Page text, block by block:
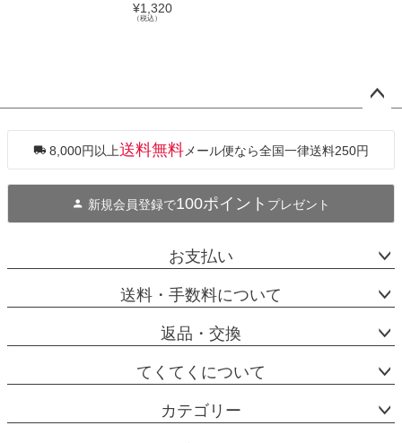
¥1,320
（税込）
ジト
へ
8,000円以上送料無料 メール便なら全国一律送料250円
新規会員登録で100ポイント プレゼント
お支払い
送料・手数料について
返品・交換
てくてくについて
カテゴリー